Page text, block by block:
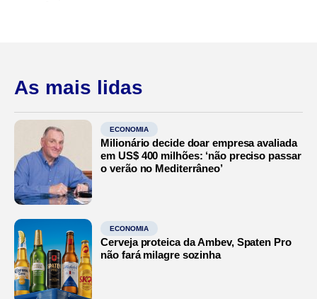
As mais lidas
ECONOMIA
Milionário decide doar empresa avaliada
em US$ 400 milhões: ‘não preciso passar
o verão no Mediterrâneo’
ECONOMIA
Cerveja proteica da Ambev, Spaten Pro
não fará milagre sozinha